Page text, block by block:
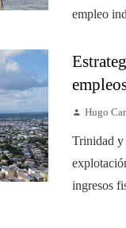
empleo
Hugo
Trinidad y
ingresos